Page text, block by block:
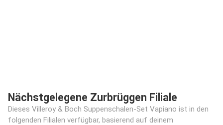
Nächstgelegene Zurbrüggen Filiale
Dieses Villeroy & Boch Suppenschalen-Set Vapiano ist in den
folgenden Filialen verfügbar, basierend auf deinem